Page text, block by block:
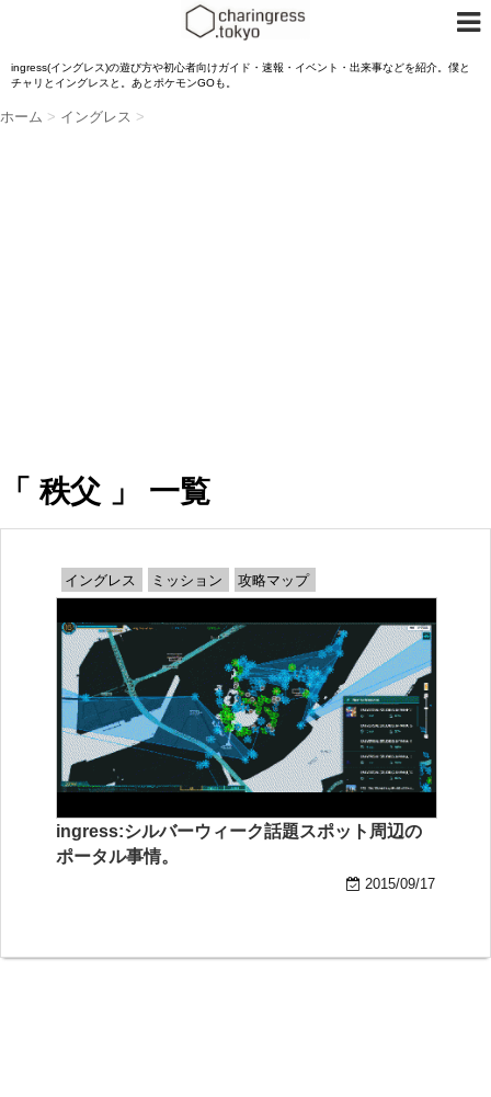
ingress(イングレス)の遊び方や初心者向けガイド・速報・イベント・出来事などを紹介。僕と
チャリとイングレスと。あとポケモンGOも。
ホーム > イングレス >
「 秩父 」 一覧
イングレス ミッション 攻略マップ
ingress:シルバーウィーク話題スポット周辺の
ポータル事情。
2015/09/17